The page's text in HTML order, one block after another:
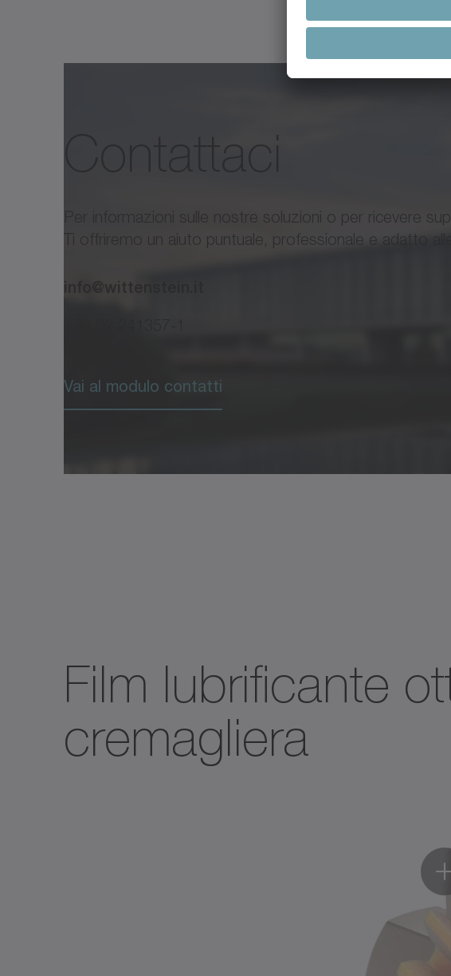
Premium Linear SystemAdvanced Linear
Documentazione tecnica del sistema a
Contattaci
Per informazioni sulle nostre soluzioni o per ricevere
Ti offriremo un aiuto puntuale, professionale e adatto
info@wittenstein.it
Vai al modulo contatti
Film lubrificante
cremagliera